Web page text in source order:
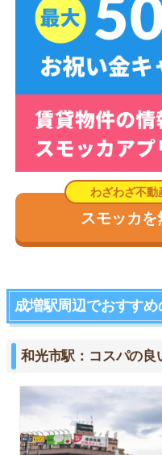
スモッカ
成増駅周辺でおすすめ
和光市駅：コスパの良